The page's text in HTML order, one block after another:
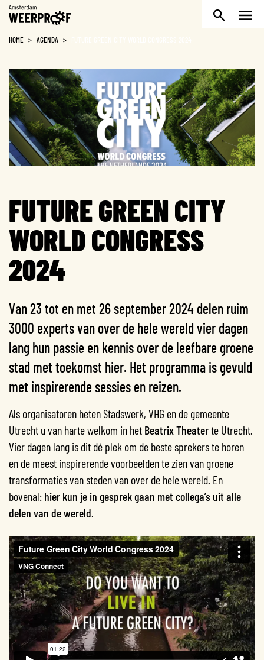
Weerproof
HOME > AGENDA >
FUTURE GREEN CITY
WORLD CONGRESS
2024
Van 23 tot en met 26 september 2024 delen ruim
3000 experts van over de hele wereld vier dagen
lang hun passie en kennis over de leefbare groene
stad met toekomst hier. Het programma is gevuld
met inspirerende sessies en reizen.
Als organisatoren heten Stadswerk, VHG en de gemeente
Utrecht u van harte welkom in het Beatrix Theaterte Utrecht.
Vier dagen lang is dit dé plek om de beste sprekers te horen
en de meest inspirerende voorbeelden te zien van groene
transformaties van steden van over de hele wereld. En
bovenal: hier kun je in gesprek gaan met collega’s uit alle
delen van de wereld